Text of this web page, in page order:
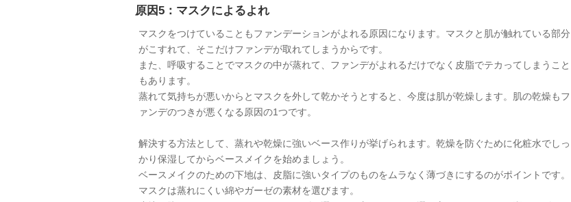
原因5：マスクによるよれ
マスクをつけていることもファンデーションがよれる原因になります。マスクと肌が触れている部分
がこすれて、そこだけファンデが取れてしまうからです。
また、呼吸することでマスクの中が蒸れて、ファンデがよれるだけでなく皮脂でテカってしまうこと
もあります。
蒸れて気持ちが悪いからとマスクを外して乾かそうとすると、今度は肌が乾燥します。肌の乾燥もフ
ァンデのつきが悪くなる原因の1つです。
解決する方法として、蒸れや乾燥に強いベース作りが挙げられます。乾燥を防ぐために化粧水でしっ
かり保湿してからベースメイクを始めましょう。
ベースメイクのための下地は、皮脂に強いタイプのものをムラなく薄づきにするのがポイントです。
マスクは蒸れにくい綿やガーゼの素材を選びます。